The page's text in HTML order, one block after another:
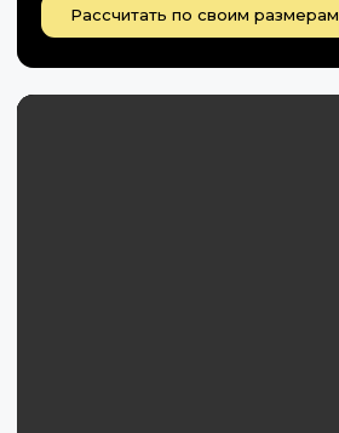
Рассчитать по своим размерам